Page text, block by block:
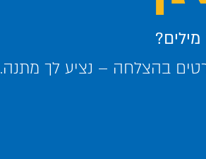
בהצלחה – נציע לך מתנה.